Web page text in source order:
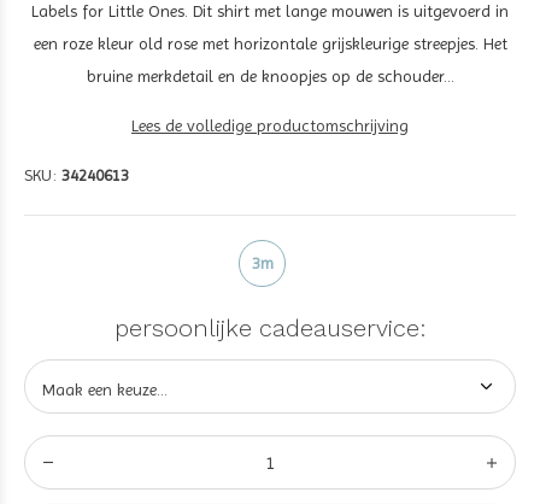
Labels for Little Ones. Dit shirt met lange mouwen is uitgevoerd in
een roze kleur old rose met horizontale grijskleurige streepjes. Het
bruine merkdetail en de knoopjes op de schouder...
Lees de volledige productomschrijving
SKU: 34240613
3m
persoonlijke cadeauservice: